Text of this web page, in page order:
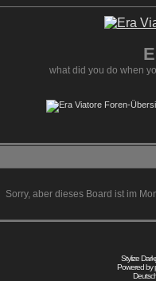
what did you do when
Sorry, aber dieses Board ist im
Stylize
Powered by